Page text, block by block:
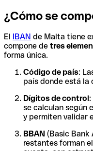
¿Cómo se
El IBAN de Malta tiene
compone de tres
forma única.
Código de país:
país donde está la
Dígitos de control
se calculan según
y permiten validar
BBAN (Basic Bank
restantes forman